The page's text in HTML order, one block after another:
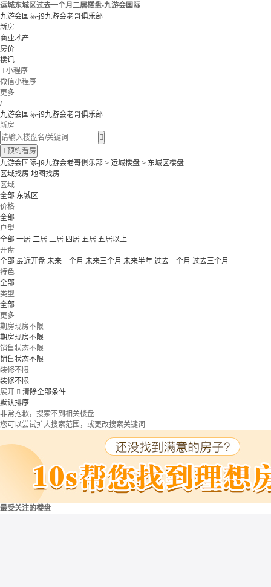
运城东城区过去一个月二居楼盘-九游会国际
九游会国际-j9九游会老哥俱乐部
新房
商业地产
房价
楼讯
 小程序
微信小程序
更多
/
九游会国际-j9九游会老哥俱乐部
新房

 预约看房
九游会国际-j9九游会老哥俱乐部 > 运城楼盘 > 东城区楼盘
区域找房 地图找房
区域
全部 东城区
价格
全部
户型
全部 一居 二居 三居 四居 五居 五居以上
开盘
全部 最近开盘 未来一个月 未来三个月 未来半年 过去一个月 过去三个月
特色
全部
类型
全部
更多
期房现房不限
期房现房不限
销售状态不限
销售状态不限
装修不限
装修不限
展开  清除全部条件
默认排序
非常抱歉，搜索不到相关楼盘
您可以尝试扩大搜索范围，或更改搜索关键词
最受关注的楼盘